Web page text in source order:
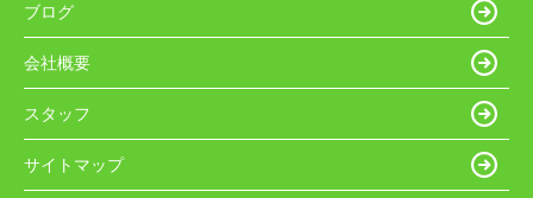
ブログ
会社概要
スタッフ
サイトマップ